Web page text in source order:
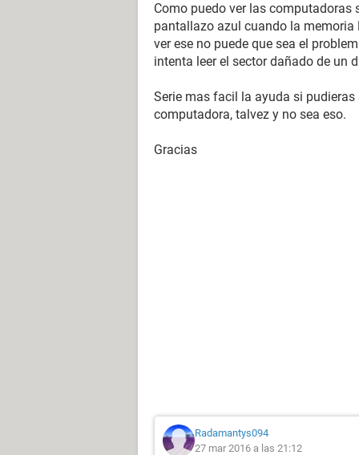
Como puedo ver las computadoras
pantallazo azul cuando la memoria
ver ese no puede que sea el
intenta leer el sector dañado de un
Serie mas facil la ayuda si
computadora, talvez y no sea eso.
Gracias
Radamantys094
27 mar 2016 a las 21:12